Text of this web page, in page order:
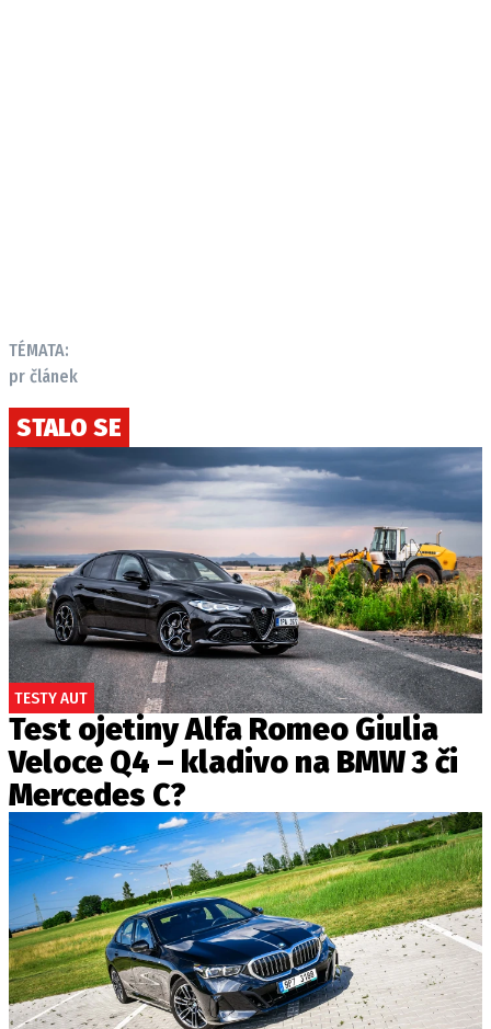
TÉMATA:
pr článek
STALO SE
TESTY AUT
Test ojetiny Alfa Romeo Giulia
Veloce Q4 – kladivo na BMW 3 či
Mercedes C?